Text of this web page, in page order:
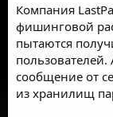
Компания
фишинговой
пытаются
пользователей.
сообщение от
из хранилищ